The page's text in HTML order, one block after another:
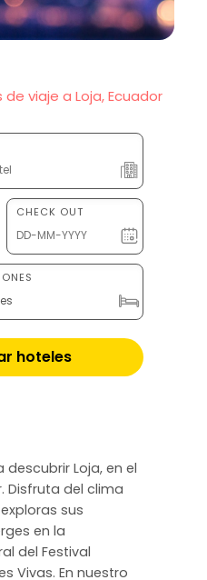
viaje a Loja, Ecuador
CHECK OUT
hoteles
descubrir Loja, en el
Disfruta del clima
sus
en la
del Festival
Vivas. En nuestro